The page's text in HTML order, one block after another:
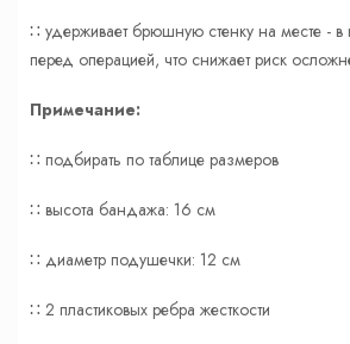
∷ удерживает брюшную стенку на месте - в
перед операцией, что снижает риск
Примечание:
∷ подбирать по таблице размеров
∷ высота бандажа: 16 см
∷ диаметр подушечки: 12 см
∷ 2 пластиковых ребра жесткости